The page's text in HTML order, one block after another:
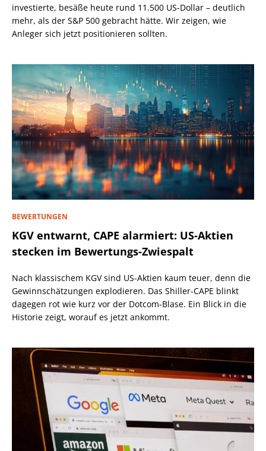
investierte, besäße heute rund 11.500 US-Dollar – deutlich
mehr, als der S&P 500 gebracht hätte. Wir zeigen, wie
Anleger sich jetzt positionieren sollten.
BEWERTUNGEN
KGV entwarnt, CAPE alarmiert: US-Aktien
stecken im Bewertungs-Zwiespalt
Nach klassischem KGV sind US-Aktien kaum teuer, denn die
Gewinnschätzungen explodieren. Das Shiller-CAPE blinkt
dagegen rot wie kurz vor der Dotcom-Blase. Ein Blick in die
Historie zeigt, worauf es jetzt ankommt.